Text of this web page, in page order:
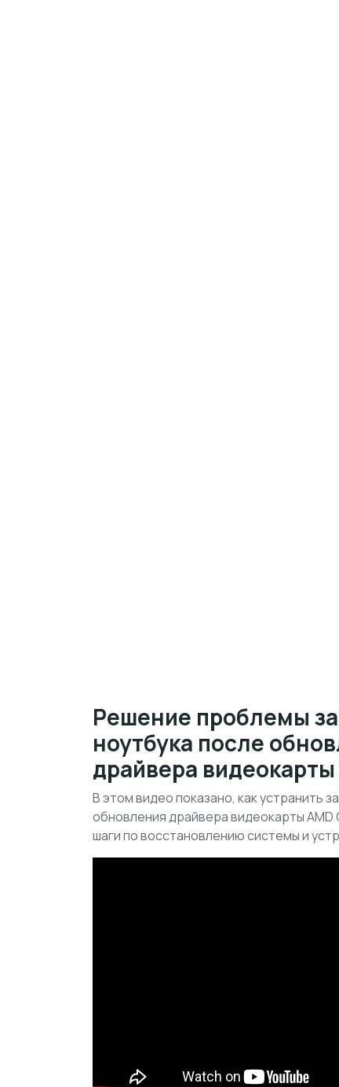
Решение проблемы
ноутбука после
драйвера видеокарты
В этом видео показано, как устранить
обновления драйвера видеокарты
шаги по восстановлению системы и